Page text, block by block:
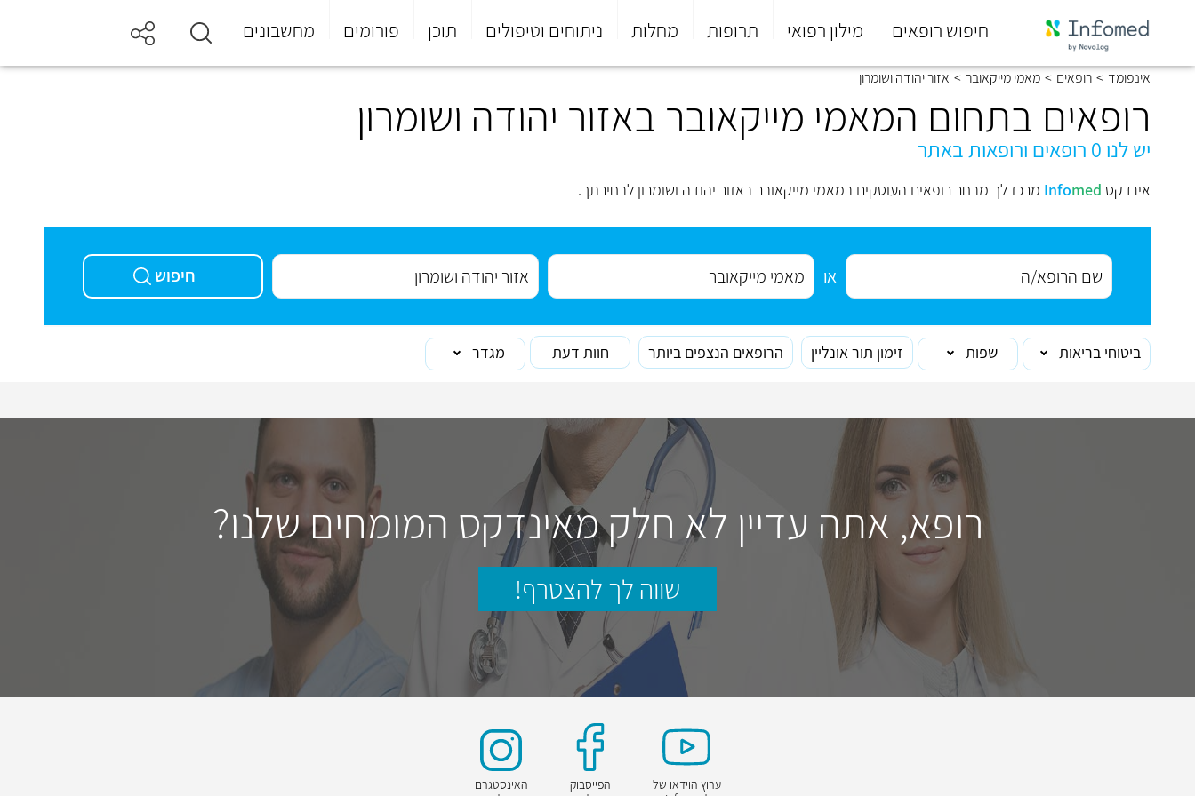
חיפוש רופאים מילון רפואי תרופות מחלות ניתוחים וטיפולים תוכן פורומים מחשבונים
סוף
התפריט
אינפומד > רופאים > מאמי מייקאובר > אזור יהודה ושומרון
רופאים בתחום המאמי מייקאובר באזור יהודה ושומרון
יש לנו 0 רופאים ורופאות באתר
אינדקס Infomed מרכז לך מבחר רופאים העוסקים במאמי מייקאובר באזור יהודה ושומרון לבחירתך.
או חיפוש
ביטוחי בריאות שפות זימון תור אונליין הרופאים הנצפים ביותר חוות דעת מגדר
רופא, אתה עדיין לא חלק מאינדקס המומחים שלנו?
שווה לך להצטרף!
ערוץ הוידאו של
הפייסבוק
האינסטגרם